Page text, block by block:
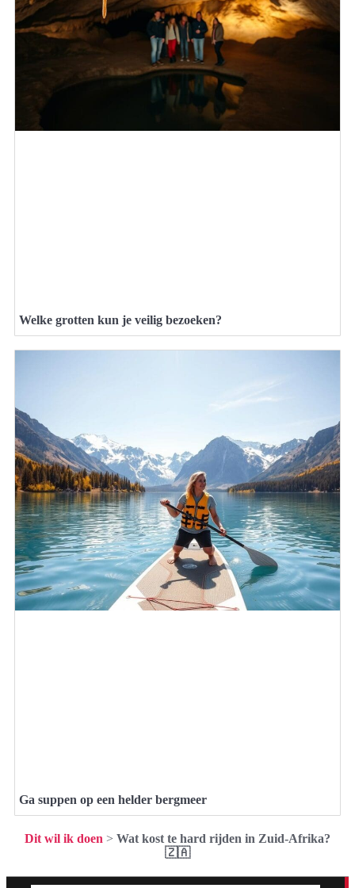
Welke grotten kun je veilig bezoeken?
Ga suppen op een helder bergmeer
Dit wil ik doen > Wat kost te hard rijden in Zuid-Afrika?
🇿🇦